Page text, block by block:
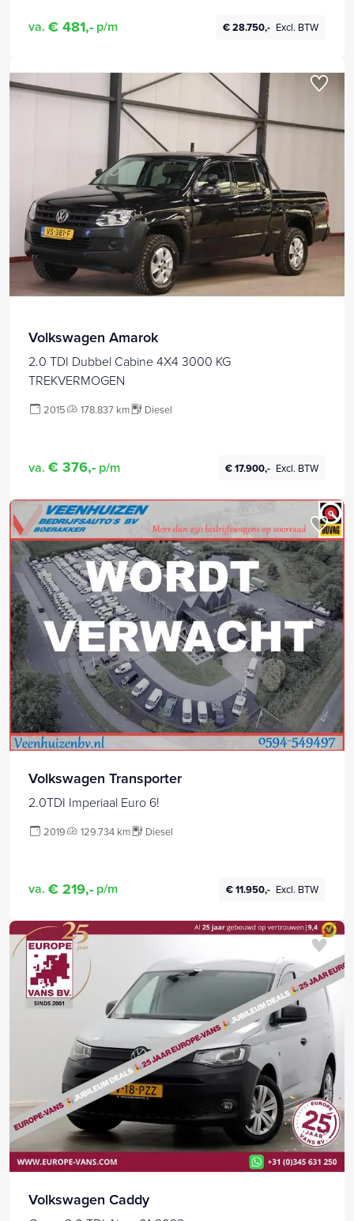
va. € 481,- p/m € 28.750,- Excl. BTW
Volkswagen Amarok
2.0 TDI Dubbel Cabine 4X4 3000 KG
TREKVERMOGEN
2015 178.837 km Diesel
va. € 376,- p/m € 17.900,- Excl. BTW
Volkswagen Transporter
2.0TDI Imperiaal Euro 6!
2019 129.734 km Diesel
va. € 219,- p/m € 11.950,- Excl. BTW
Volkswagen Caddy